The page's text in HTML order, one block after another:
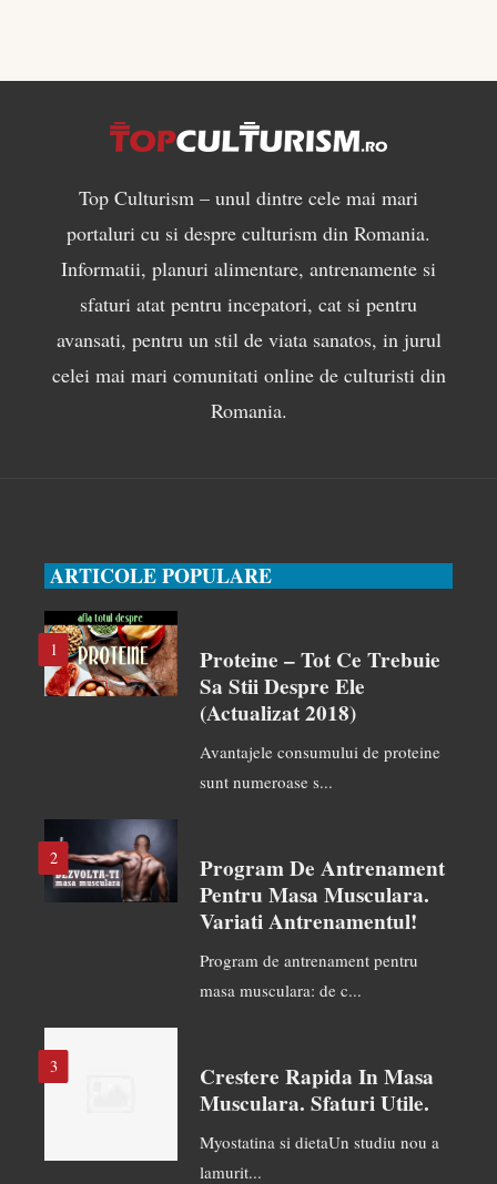
Top Culturism – unul dintre cele mai mari
portaluri cu si despre culturism din Romania.
Informatii, planuri alimentare, antrenamente si
sfaturi atat pentru incepatori, cat si pentru
avansati, pentru un stil de viata sanatos, in jurul
celei mai mari comunitati online de culturisti din
Romania.
ARTICOLE POPULARE
1
Proteine – Tot Ce Trebuie
Sa Stii Despre Ele
(actualizat 2018)
Avantajele consumului de proteine
sunt numeroase s...
2
Program De Antrenament
Pentru Masa Musculara.
Variati Antrenamentul!
Program de antrenament pentru
masa musculara: de c...
3
Crestere Rapida In Masa
Musculara. Sfaturi Utile.
Myostatina si dietaUn studiu nou a
lamurit...